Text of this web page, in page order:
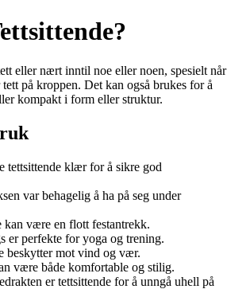
eller nært inntil noe eller noen, spesielt når
på kroppen. Det kan også brukes for å
kompakt i form eller struktur.
tettsittende klær for å sikre god
var behagelig å ha på seg under
kan være en flott festantrekk.
er perfekte for yoga og trening.
beskytter mot vind og vær.
være både komfortable og stilig.
er tettsittende for å unngå uhell på